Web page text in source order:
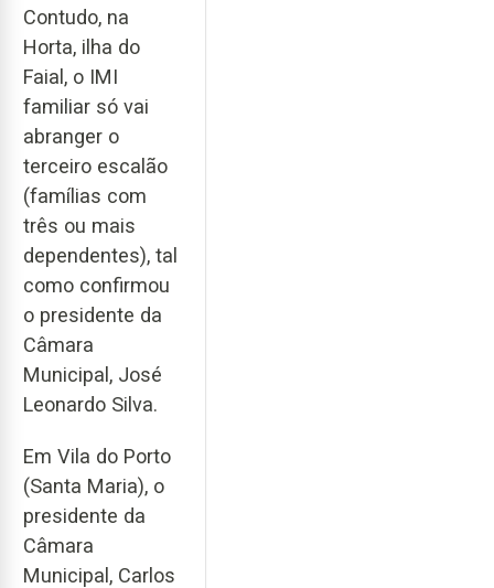
Contudo, na
Horta, ilha do
Faial, o IMI
familiar só vai
abranger o
terceiro escalão
(famílias com
três ou mais
dependentes), tal
como confirmou
o presidente da
Câmara
Municipal, José
Leonardo Silva.
Em Vila do Porto
(Santa Maria), o
presidente da
Câmara
Municipal, Carlos